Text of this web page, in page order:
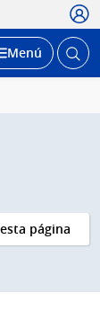
Desplegar
Menú Abrir
página